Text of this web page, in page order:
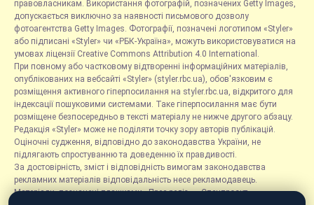
правовласникам. Використання фотографій, позначених Getty Images,
допускається виключно за наявності письмового дозволу
фотоагентства Getty Images. Фотографії, позначені логотипом «Styler»
або підписані «Styler» чи «РБК-Україна», можуть використовуватися на
умовах ліцензії Creative Commons Attribution 4.0 International.
При повному або частковому відтворенні інформаційних матеріалів,
опублікованих на вебсайті «Styler» (styler.rbc.ua), обов'язковим є
розміщення активного гіперпосилання на styler.rbc.ua, відкритого для
індексації пошуковими системами. Таке гіперпосилання має бути
розміщене безпосередньо в тексті матеріалу не нижче другого абзацу.
Редакція «Styler» може не поділяти точку зору авторів публікацій.
Оціночні судження, відповідно до законодавства України, не
підлягають спростуванню та доведенню їх правдивості.
За достовірність, зміст і відповідність вимогам законодавства
рекламних матеріалів відповідальність несе рекламодавець.
Матеріали, позначені плашками «Прес-реліз», «Спецпроєкт»,